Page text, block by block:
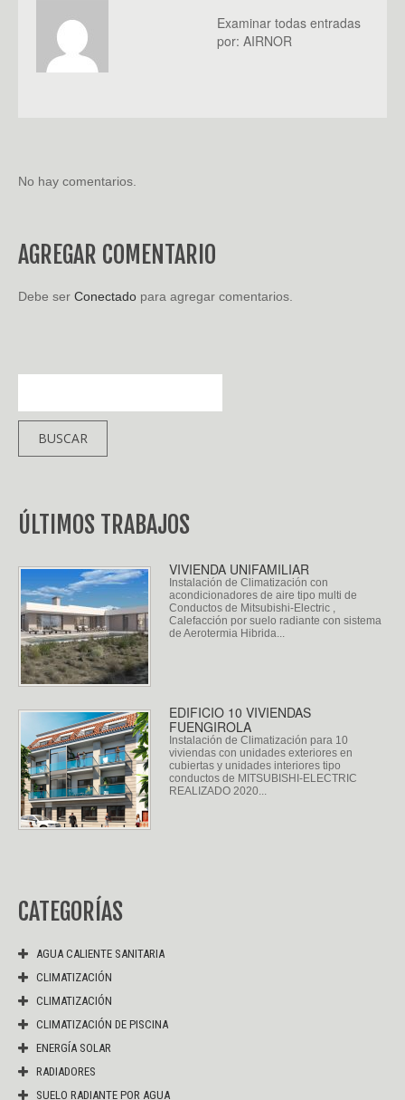
Examinar todas entradas
por: AIRNOR
No hay comentarios.
AGREGAR COMENTARIO
Debe ser Conectado para agregar comentarios.
ÚLTIMOS TRABAJOS
VIVIENDA UNIFAMILIAR
Instalación de Climatización con
acondicionadores de aire tipo multi de
Conductos de Mitsubishi-Electric ,
Calefacción por suelo radiante con sistema
de Aerotermia Hibrida...
EDIFICIO 10 VIVIENDAS
FUENGIROLA
Instalación de Climatización para 10
viviendas con unidades exteriores en
cubiertas y unidades interiores tipo
conductos de MITSUBISHI-ELECTRIC
REALIZADO 2020...
CATEGORÍAS
AGUA CALIENTE SANITARIA
CLIMATIZACIÓN
CLIMATIZACIÓN
CLIMATIZACIÓN DE PISCINA
ENERGÍA SOLAR
RADIADORES
SUELO RADIANTE POR AGUA